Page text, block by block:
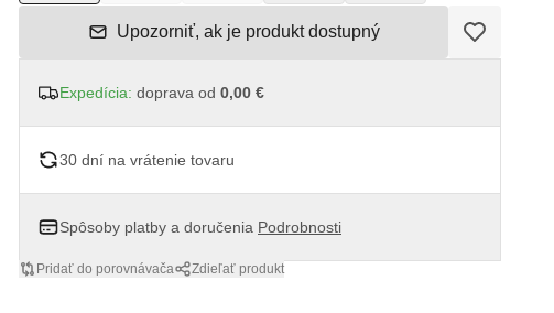
Upozorniť, ak je produkt dostupný
Expedícia: doprava od 0,00 €
30 dní na vrátenie tovaru
Spôsoby platby a doručenia Podrobnosti
Pridať do porovnávača Zdieľať produkt